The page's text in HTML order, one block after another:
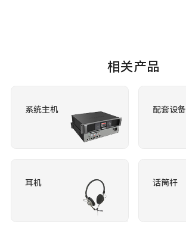
相关产品
系统主机 配套设备
耳机 话筒杆